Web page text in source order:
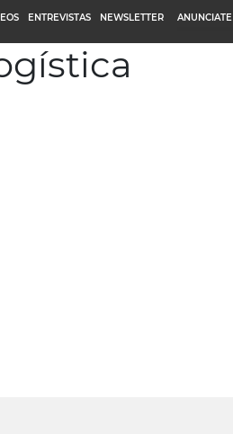
ENTREVISTAS NEWSLETTER ANUNCIATE